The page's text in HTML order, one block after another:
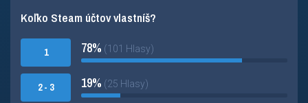
Koľko Steam účtov vlastníš?
1
2 - 3
78% (101 Hlasy)
19% (25 Hlasy)